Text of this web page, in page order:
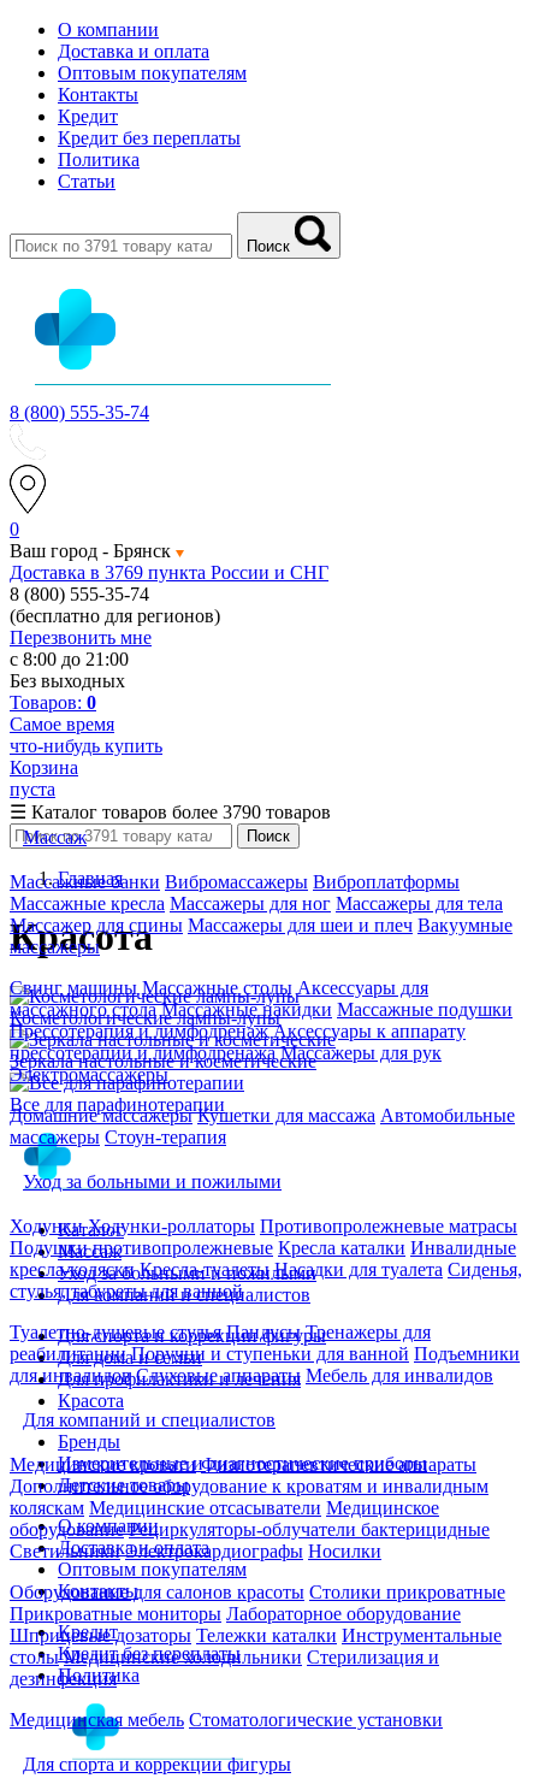
О компании
Доставка и оплата
Оптовым покупателям
Контакты
Кредит
Кредит без переплаты
Политика
Статьи
Поиск
8 (800) 555-35-74
0
Ваш город - Брянск
Доставка в 3769 пункта России и СНГ
8 (800) 555-35-74
(бесплатно для регионов)
Перезвонить мне
с 8:00 до 21:00
Без выходных
Товаров: 0
Самое время
что-нибудь купить
Корзина
пуста
☰ Каталог товаров более 3790 товаров
Массаж
Массажные банки Вибромассажеры Виброплатформы
Массажные кресла Массажеры для ног Массажеры для тела
Массажер для спины Массажеры для шеи и плеч Вакуумные
массажеры
Свинг машины Массажные столы Аксессуары для
массажного стола Массажные накидки Массажные подушки
Прессотерапия и лимфодренаж Аксессуары к аппарату
прессотерапии и лимфодренажа Массажеры для рук
Электромассажеры
Домашние массажеры Кушетки для массажа Автомобильные
массажеры Стоун-терапия
Уход за больными и пожилыми
ХодункиХодунки-роллаторы Противопролежневые матрасы
Подушки противопролежневые Кресла каталки Инвалидные
кресла-коляски Кресла-туалеты Насадки для туалета Сиденья,
стулья, табуреты для ванной
Туалетно-душевые стулья Пандусы Тренажеры для
реабилитации Поручни и ступеньки для ванной Подъемники
для инвалидов Слуховые аппараты Мебель для инвалидов
Для компаний и специалистов
Медицинские кровати Физиотерапевтические аппараты
Дополнительное оборудование к кроватям и инвалидным
коляскам Медицинские отсасыватели Медицинское
оборудование Рециркуляторы-облучатели бактерицидные
Светильники Электрокардиографы Носилки
Оборудование для салонов красоты Столики прикроватные
Прикроватные мониторы Лабораторное оборудование
Шприцевые дозаторы Тележки каталки Инструментальные
столы Медицинские холодильники Стерилизация и
дезинфекция
Медицинская мебель Стоматологические установки
Для спорта и коррекции фигуры
Поиск
Главная
Красота
Косметологические лампы-лупы
Зеркала настольные и косметические
Все для парафинотерапии
Каталог
Массаж
Уход за больными и пожилыми
Для компаний и специалистов
Для спорта и коррекции фигуры
Для дома и семьи
Для профилактики и лечения
Красота
Бренды
Измерительные и диагностические приборы
Детские товары
О компании
Доставка и оплата
Оптовым покупателям
Контакты
Кредит
Кредит без переплаты
Политика